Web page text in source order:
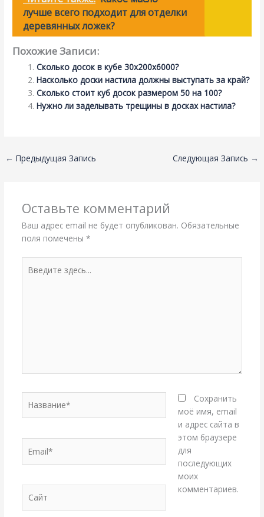
лучше всего подходит для отделки
деревянных ложек?
Похожие Записи:
Сколько досок в кубе 30х200х6000?
Насколько доски настила должны выступать за край?
Сколько стоит куб досок размером 50 на 100?
Нужно ли заделывать трещины в досках настила?
← Предыдущая Запись Следующая Запись →
Оставьте комментарий
Ваш адрес email не будет опубликован. Обязательные
поля помечены *
здесь...
Сохранить
моё имя, email
и адрес сайта в
этом браузере
для
последующих
моих
комментариев.